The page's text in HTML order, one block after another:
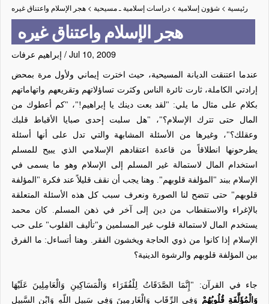
رئيسية > شؤون إسلامية >دراسات إسلامية ـ مسيحية >هجر الإسلام واعتناق غيره
هجر الإسلام واعتناق غيره
إبراهيم عرفات /Jul 10, 2009
عندما اعتنقت الديانة المسيحية، حيث اخترت إيماني ولأول مرة بمحض
إرادتي الكاملة، ثارت ثائرة الناس وكثرت تساؤلاتهم وتقريعهم واتهاماتهم
بكلام على مثال ما يلي: "لقد بعت دينك يا إبراهيم!"، "كم أعطوك من
المال حتى تترك الإسلام؟"، "هل سلبت إحدى صبايا الأقباط قلبك
وعقلك؟"، وغيرها من الأسئلة المشابهة والتي تدل على أنها أسئلة
يطرحونها انطلاقاً من قاعدة اعتقادهم الإسلامي الذي يبيح للمسلم
استخدام المال لاستمالة غير المسلم إلى الإسلام وهو ما يسمى في
الإسلام ببند "المؤلفة قلوبهم". وهنا يجب أن نقف قليلاً عند فكرة "المؤلفة
قلوبهم" حتى تتضح لنا الصورة ونعرف سبب كل هذه الأسئلة المتعلقة
بالإغراء والاستقطاب من دين إلى آخر في ذهن المسلم. كان محمد
يستخدم المال لاستمالة قلوب غير المسلمين و"تأليف القلوب" على حب
الإسلام إذا كانوا من ذوي الحاجة ويخشون الفقر. وهنا أتساءل: ما الفرق
بين المؤلفة قلوبهم والرشوة الدينية؟
جاء في القرآن: "إِنَّمَا الصَّدَقَاتُ لِلْفُقَرَاء وَالْمَسَاكِينِ وَالْعَامِلِينَ عَلَيْهَا
وَالْمُؤَلَّفَةِ قُلُوبُهُمْ وَفِي الرِّقَابِ وَالْغَارِمِينَ وَفِي سَبِيلِ اللّهِ وَابْنِ السَّبِيلِ